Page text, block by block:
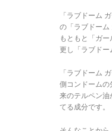
「ラブドーム
の「ラブドーム
もともと「ガ
更し「ラブドー
「ラブドーム
側コンドームの
来のテルペン油
てる成分です。